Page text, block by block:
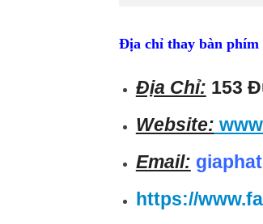
Địa chỉ thay bàn
Địa Chỉ: 153
Website:
Email:
https://